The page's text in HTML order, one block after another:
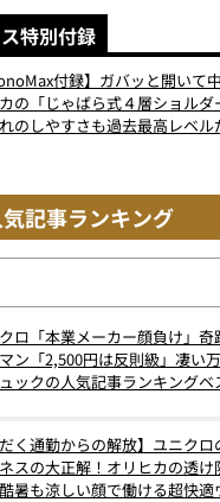
特別付録
付録】ガバッと開いて
の「じゃばら式４層ショル
のしやすさも過去最高レベル
記事ランキング
ロ「本業メーカー顔負け」奇
ン「2,500円は反則級」凄い
ュックの人気記事ランキング
だく通勤からの解放】ユニク
スの大正解！オリヒカの透
暑も涼しい顔で働ける超快適